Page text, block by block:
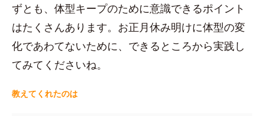
ずとも、体型キープのために意識できるポイント
はたくさんあります。お正月休み明けに体型の変
化であわてないために、できるところから実践し
てみてくださいね。
教えてくれたのは